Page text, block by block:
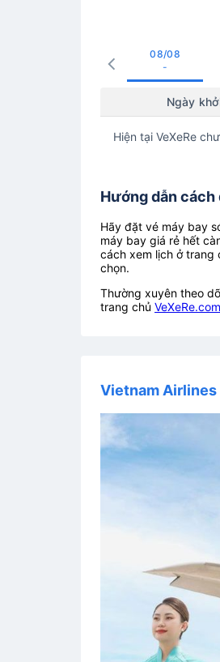
08/08
-
Ngày
Hiện tại VeXeRe
Hướng dẫn
Hãy đặt vé máy bay
máy bay giá rẻ hết
cách xem lịch ở trang
chọn.
Thường xuyên theo
trang chủ VeXeRe.com
Vietnam Airlines